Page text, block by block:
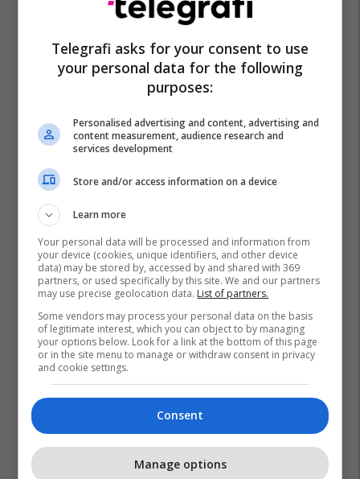
Telegrafi asks for your consent to use
your personal data for the following
purposes:
Personalised advertising and content, advertising and
content measurement, audience research and
services development
Store and/or access information on a device
Learn more
Your personal data will be processed and information from
your device (cookies, unique identifiers, and other device
data) may be stored by, accessed by and shared with 369
partners, or used specifically by this site. We and our partners
may use precise geolocation data. List of partners.
Some vendors may process your personal data on the basis
of legitimate interest, which you can object to by managing
your options below. Look for a link at the bottom of this page
or in the site menu to manage or withdraw consent in privacy
and cookie settings.
Consent
Manage options